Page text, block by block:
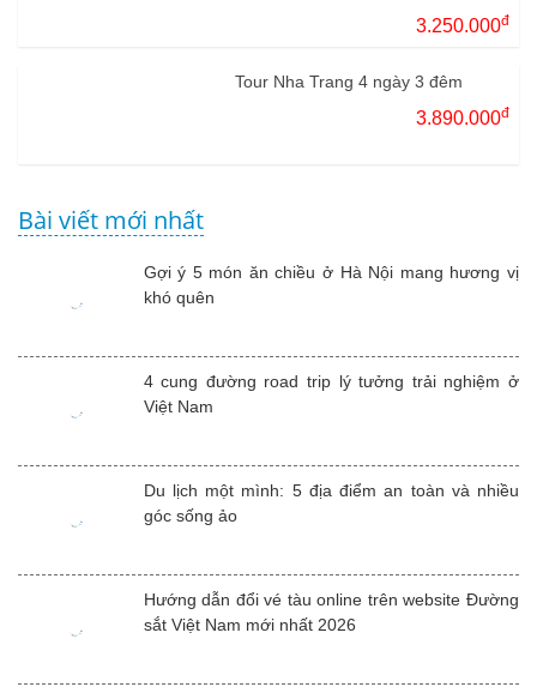
3.250.000đ
Tour Nha Trang 4 ngày 3 đêm
3.890.000đ
Bài viết mới nhất
Gợi ý 5 món ăn chiều ở Hà Nội mang hương vị
khó quên
4 cung đường road trip lý tưởng trải nghiệm ở
Việt Nam
Du lịch một mình: 5 địa điểm an toàn và nhiều
góc sống ảo
Hướng dẫn đổi vé tàu online trên website Đường
sắt Việt Nam mới nhất 2026